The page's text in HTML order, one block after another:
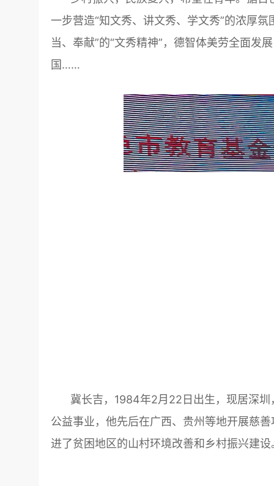
一步营造“知文秀、讲文秀、学文秀”的浓厚
当、奉献”的“文秀精神”，德智体美劳全面发
国……
冀长吉，1984年2月22日出生，现居深
公益事业，他先后在广西、贵州等地开展慈
进了贫困地区的山村环境改善和乡村振兴建设